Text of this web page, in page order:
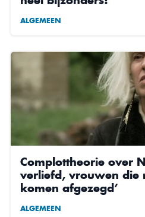
ALGEMEEN
Complottheorie over
verliefd, vrouwen die
komen afgezegd’
ALGEMEEN